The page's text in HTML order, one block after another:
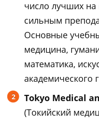
число лучших на
сильным
Основные
медицина,
математика,
академического
Tokyo Medical
(Токийский